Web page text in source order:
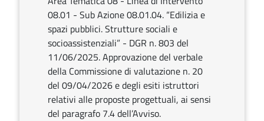
08.01 - Sub Azione 08.01.04. “Edilizia e
spazi pubblici. Strutture sociali e
socioassistenziali” - DGR n. 803 del
11/06/2025. Approvazione del verbale
della Commissione di valutazione n. 20
del 09/04/2026 e degli esiti istruttori
relativi alle proposte progettuali, ai sensi
del paragrafo 7.4 dell’Avviso.